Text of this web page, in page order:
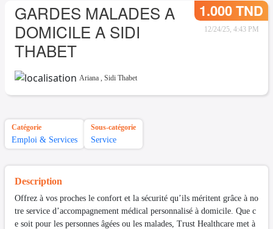
GARDES MALADES A
DOMICILE A SIDI
THABET
1.000 TND
12/24/25, 4:43 PM
Ariana , Sidi Thabet
Catégorie
Emploi & Services
Sous-catégorie
Service
Description
Offrez à vos proches le confort et la sécurité qu’ils méritent grâce à no
tre service d’accompagnement médical personnalisé à domicile. Que c
e soit pour les personnes âgées ou les malades, Trust Healthcare met à